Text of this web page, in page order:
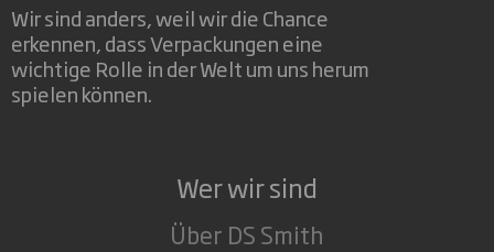
Wir sind anders, weil wir die Chance
erkennen, dass Verpackungen eine
wichtige Rolle in der Welt um uns herum
spielen können.
Wer wir sind
Über DS Smith